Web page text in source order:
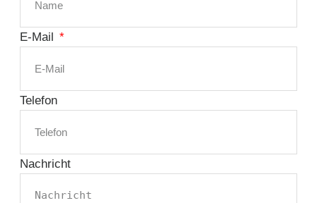
E-Mail
Telefon
Nachricht